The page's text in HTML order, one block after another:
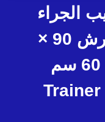
الجراء
على الحمام 30 مفرش 90 ×
60 سم – Zolux Puppy